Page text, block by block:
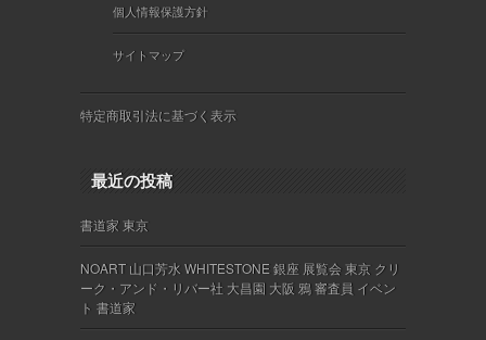
個人情報保護方針
サイトマップ
特定商取引法に基づく表示
最近の投稿
書道家 東京
NOART 山口芳水 WHITESTONE 銀座 展覧会 東京 クリ
ーク・アンド・リバー社 大昌園 大阪 鴉 審査員 イベン
ト 書道家